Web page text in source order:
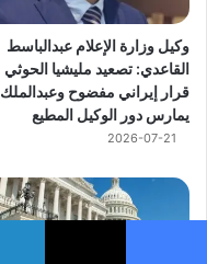
وكيل وزارة الإعلام عبدالباسط
القاعدي: تصعيد مليشيا الحوثي
قرار إيراني مفضوح وعبدالملك
يمارس دور الوكيل المطيع
2026-07-21